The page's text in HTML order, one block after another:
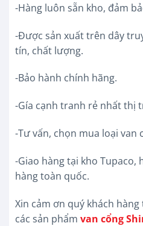
-Hàng luôn sẵn kho, đảm
-Được sản xuất trên dây
tín, chất lượng.
-Bảo hành chính hãng.
-Gía cạnh tranh rẻ nhất thị
-Tư vấn, chọn mua loại van
-Giao hàng tại kho Tupaco,
hàng toàn quốc.
Xin cảm ơn quý khách
các sản phẩm van cổng